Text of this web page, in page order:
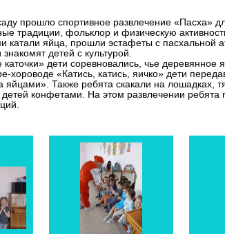
прошло спортивное развлечение «Пасха»
традиции, фольклор и физическую
катали яйца, прошли эстафеты с пасхальной
знакомят детей с культурой.
дети соревновались, чье
хороводе «Катись, катись, яичко» дети
яйцами». Также ребята скакали на лошадках,
детей конфетами. На этом развлечении